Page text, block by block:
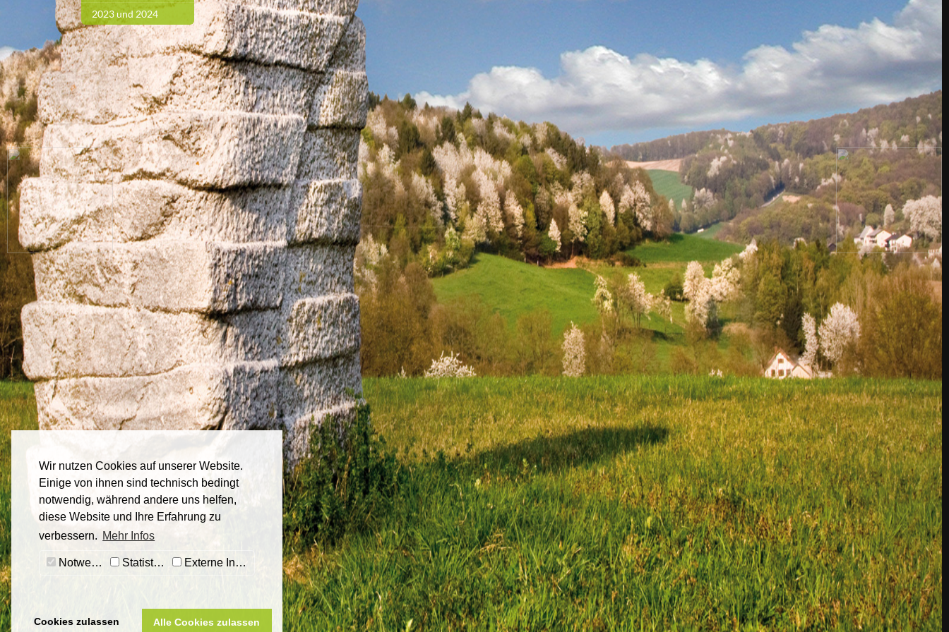
Wir nutzen Cookies auf unserer Website.
Einige von ihnen sind technisch bedingt
notwendig, während andere uns helfen,
diese Website und Ihre Erfahrung zu
verbessern. Mehr Infos
Notwendig Statistiken Externe Inhalte
Cookies zulassen Alle Cookies zulassen
2023 und 2024